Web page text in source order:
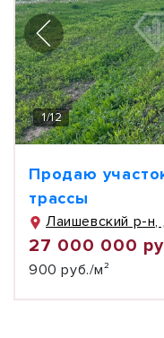
1/12
Продаю
трассы
Лаишевский р-н,
27 000 000
900 руб./м²